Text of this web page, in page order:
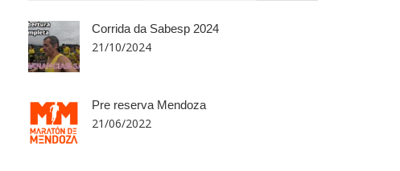
Corrida da Sabesp 2024
21/10/2024
Pre reserva Mendoza
21/06/2022